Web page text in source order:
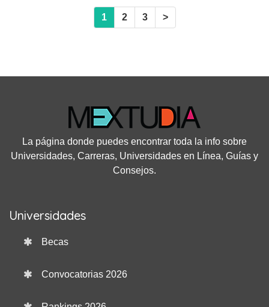
1 2 3 >
La página donde puedes encontrar toda la info sobre
Universidades, Carreras, Universidades en Línea, Guías y
Consejos.
Universidades
Becas
Convocatorias 2026